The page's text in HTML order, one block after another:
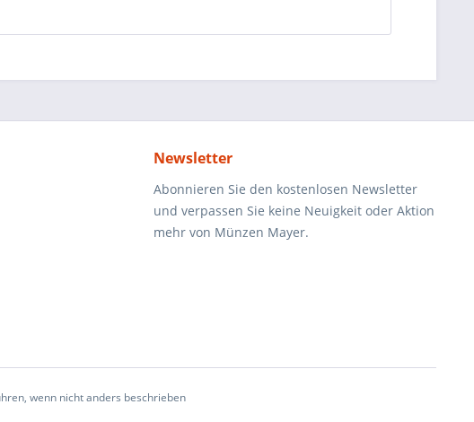
Newsletter
Abonnieren Sie den kostenlosen Newsletter
und verpassen Sie keine Neuigkeit oder Aktion
mehr von Münzen Mayer.
wenn nicht anders beschrieben